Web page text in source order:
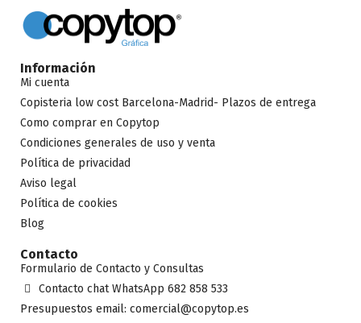
Información
Mi cuenta
Copisteria low cost Barcelona-Madrid- Plazos de entrega
Como comprar en Copytop
Condiciones generales de uso y venta
Política de privacidad
Aviso legal
Política de cookies
Blog
Contacto
Formulario de Contacto y Consultas
Contacto chat WhatsApp 682 858 533
Presupuestos email: comercial@copytop.es